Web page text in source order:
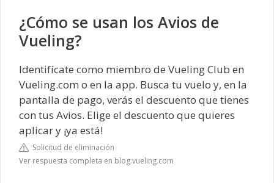
¿Cómo se usan los Avios de
Vueling?
Identifícate como miembro de Vueling Club en
Vueling.com o en la app. Busca tu vuelo y, en la
pantalla de pago, verás el descuento que tienes
con tus Avios. Elige el descuento que quieres
aplicar y ¡ya está!
Solicitud de eliminación
Ver respuesta completa en blog.vueling.com